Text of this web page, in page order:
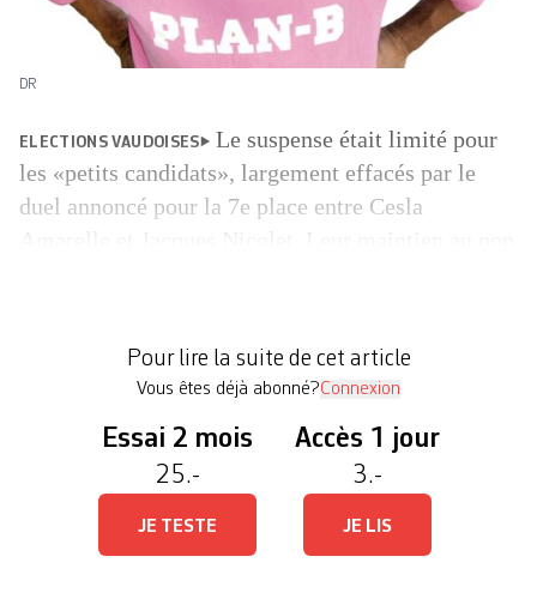
DR
ELECTIONS VAUDOISES
Le suspense était limité pour
les «petits candidats», largement effacés par le
duel annoncé pour la 7e place entre Cesla
Pour lire la suite de cet article
Vous êtes déjà abonné?Connexion
Essai 2 mois
25.-
JE TESTE
Accès 1 jour
3.-
JE LIS